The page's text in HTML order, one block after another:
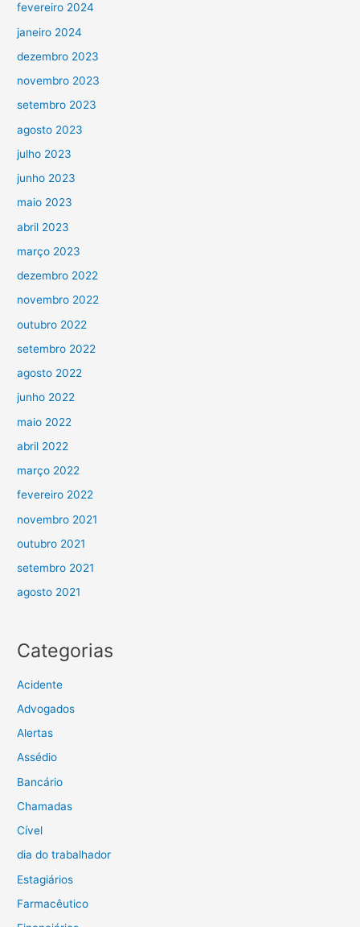
fevereiro 2024
janeiro 2024
dezembro 2023
novembro 2023
setembro 2023
agosto 2023
julho 2023
junho 2023
maio 2023
abril 2023
março 2023
dezembro 2022
novembro 2022
outubro 2022
setembro 2022
agosto 2022
junho 2022
maio 2022
abril 2022
março 2022
fevereiro 2022
novembro 2021
outubro 2021
setembro 2021
agosto 2021
Categorias
Acidente
Advogados
Alertas
Assédio
Bancário
Chamadas
Cível
dia do trabalhador
Estagiários
Farmacêutico